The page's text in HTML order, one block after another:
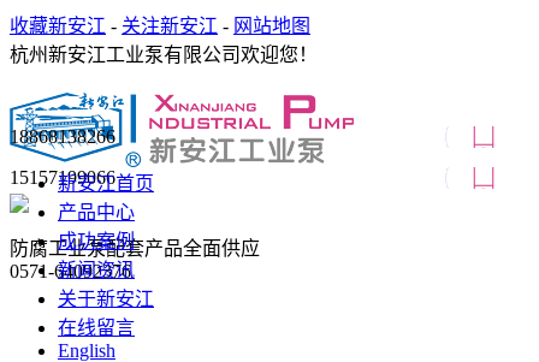
收藏新安江 - 关注新安江 - 网站地图
杭州新安江工业泵有限公司欢迎您！
防腐工业泵配套产品全面供应
0571-64092376
15157199066
18868138266
新安江首页
产品中心
成功案例
新闻资讯
关于新安江
在线留言
English